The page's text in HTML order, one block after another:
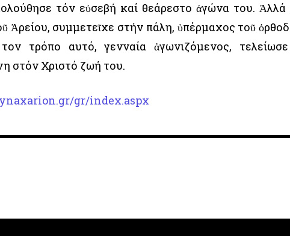
τόν εὐσεβή καί θεάρεστο ἀγώνα του. Ἀλλά
Ἀρείου, συμμετεῖχε στήν πάλη, ὑπέρμαχος τοῦ
τρόπο αυτό, γενναία ἀγωνιζόμενος,
στόν Χριστό ζωή του.
gr/index.aspx